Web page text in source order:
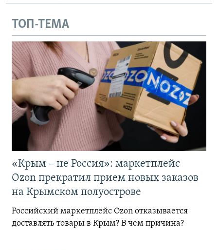
ТОП-ТЕМА
«Крым – не Россия»: маркетплейс
Ozon прекратил прием новых заказов
на Крымском полуострове
Российский маркетплейс Ozon отказывается
доставлять товары в Крым? В чем причина?